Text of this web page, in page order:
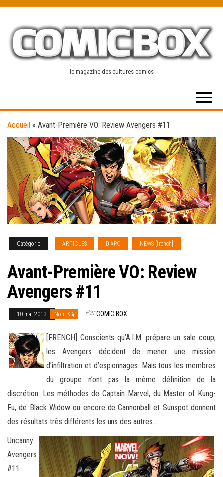
content
le magazine des cultures comics
Accueil » Avant-Première VO: Review Avengers #11
Catégorie ARTICLES DIAPO NEWS [french]
Avant-Première VO: Review
Avengers #11
10 mai 2013 Non ParCOMIC BOX
[FRENCH] Conscients qu’A.I.M. prépare un sale coup,
les Avengers décident de mener une mission
d’infiltration et d’espionnages. Mais tous les membres
du groupe n’ont pas la même définition de la
discrétion. Les méthodes de Captain Marvel, du Master of Kung-
Fu, de Black Widow ou encore de Cannonball et Sunspot donnent
des résultats très différents les uns des autres…
Uncanny
Avengers
#11